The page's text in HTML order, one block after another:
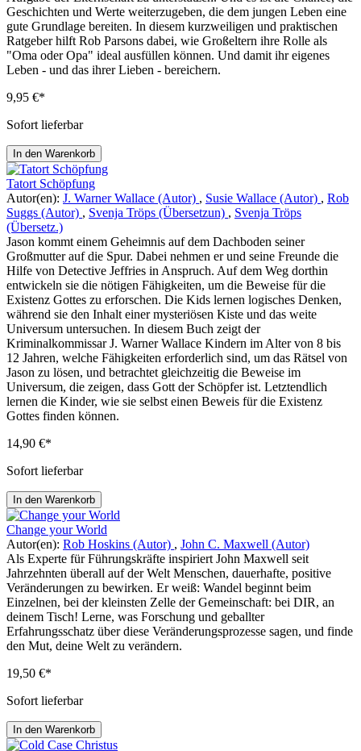
Geschichten und Werte weiterzugeben, die dem jungen Leben eine
gute Grundlage bereiten. In diesem kurzweiligen und praktischen
Ratgeber hilft Rob Parsons dabei, wie Großeltern ihre Rolle als
"Oma oder Opa" ideal ausfüllen können. Und damit ihr eigenes
Leben - und das ihrer Lieben - bereichern.
9,95 €*
Sofort lieferbar
In den Warenkorb
Tatort Schöpfung
Autor(en): J. Warner Wallace (Autor) , Susie Wallace (Autor) , Rob
Suggs (Autor) , Svenja Tröps (Übersetzun) , Svenja Tröps
(Übersetz.)
Jason kommt einem Geheimnis auf dem Dachboden seiner
Großmutter auf die Spur. Dabei nehmen er und seine Freunde die
Hilfe von Detective Jeffries in Anspruch. Auf dem Weg dorthin
entwickeln sie die nötigen Fähigkeiten, um die Beweise für die
Existenz Gottes zu erforschen. Die Kids lernen logisches Denken,
während sie den Inhalt einer mysteriösen Kiste und das weite
Universum untersuchen. In diesem Buch zeigt der
Kriminalkommissar J. Warner Wallace Kindern im Alter von 8 bis
12 Jahren, welche Fähigkeiten erforderlich sind, um das Rätsel von
Jason zu lösen, und betrachtet gleichzeitig die Beweise im
Universum, die zeigen, dass Gott der Schöpfer ist. Letztendlich
lernen die Kinder, wie sie selbst einen Beweis für die Existenz
Gottes finden können.
14,90 €*
Sofort lieferbar
In den Warenkorb
Change your World
Autor(en): Rob Hoskins (Autor) , John C. Maxwell (Autor)
Als Experte für Führungskräfte inspiriert John Maxwell seit
Jahrzehnten überall auf der Welt Menschen, dauerhafte, positive
Veränderungen zu bewirken. Er weiß: Wandel beginnt beim
Einzelnen, bei der kleinsten Zelle der Gemeinschaft: bei DIR, an
deinem Tisch! Lerne, was Forschung und geballter
Erfahrungsschatz über diese Veränderungsprozesse sagen, und finde
den Mut, deine Welt zu verändern.
19,50 €*
Sofort lieferbar
In den Warenkorb